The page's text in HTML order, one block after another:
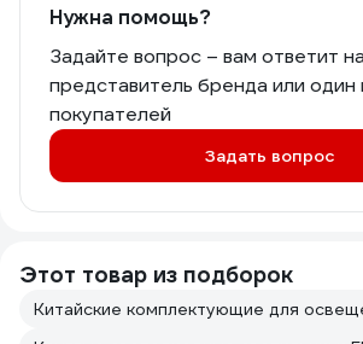
Нужна помощь?
Задайте вопрос – вам ответит
представитель бренда или один
покупателей
Задать вопрос
Этот товар из подборок
Китайские комплектующие для